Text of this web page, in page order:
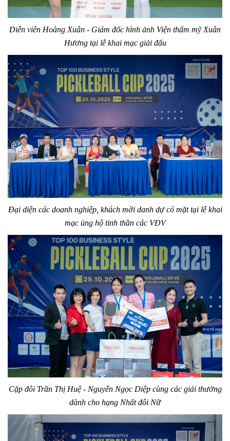
Diễn viên Hoàng Xuân - Giám đốc hình ảnh Viện thẩm mỹ Xuân
Hương tại lễ khai mạc giải đấu
Đại diện các doanh nghiệp, khách mời danh dự có mặt tại lễ khai
mạc ủng hộ tinh thần các VĐV
Cặp đôi Trần Thị Huệ - Nguyễn Ngọc Diệp cùng các giải thưởng
dành cho hạng Nhất đôi Nữ